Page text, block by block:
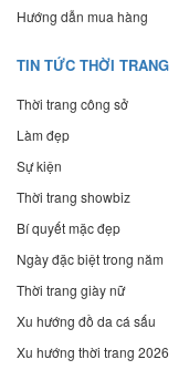
Hướng dẫn mua hàng
TIN TỨC THỜI TRANG
Thời trang công sở
Làm đẹp
Sự kiện
Thời trang showbiz
Bí quyết mặc đẹp
Ngày đặc biệt trong năm
Thời trang giày nữ
Xu hướng đồ da cá sấu
Xu hướng thời trang 2026